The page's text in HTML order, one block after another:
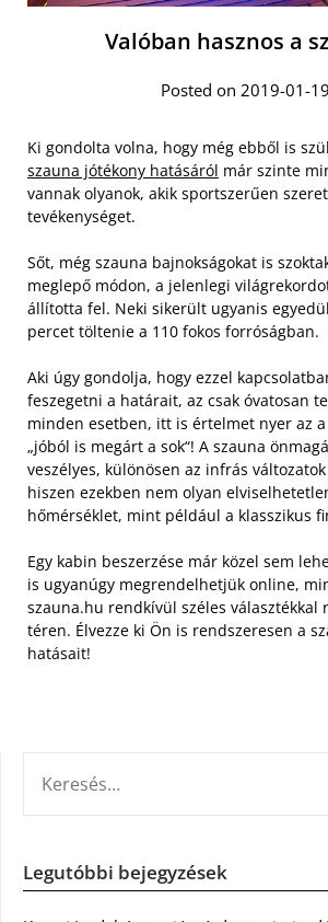
Valóban hasznos a
Posted on 2019-01-19
Ki gondolta volna, hogy még ebből is
szauna jótékony hatásáról már szinte
vannak olyanok, akik sportszerűen
tevékenységet.
Sőt, még szauna bajnokságokat is
meglepő módon, a jelenlegi
állította fel. Neki sikerült ugyanis
percet töltenie a 110 fokos forróságban.
Aki úgy gondolja, hogy ezzel
feszegetni a határait, az csak óvatosan
minden esetben, itt is értelmet nyer az a
„jóból is megárt a sok“! A szauna
veszélyes, különösen az infrás
hiszen ezekben nem olyan
hőmérséklet, mint például a klasszikus
Egy kabin beszerzése már közel sem
is ugyanúgy megrendelhetjük online,
szauna.hu rendkívül széles választékkal
téren. Élvezze ki Ön is rendszeresen a
hatásait!
Legutóbbi bejegyzések